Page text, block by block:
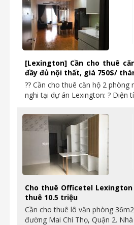
[Lexington] Cần cho thuê
đầy đủ nội thất, giá 750$/
?? Cần cho thuê căn hộ 2 phòng
nghi tại dự án Lexington: ? Diện
Cho thuê Officetel Lexington
thuê 10.5 triệu
Cần cho thuê lô văn phòng
đường Mai Chí Thọ, Quận 2.